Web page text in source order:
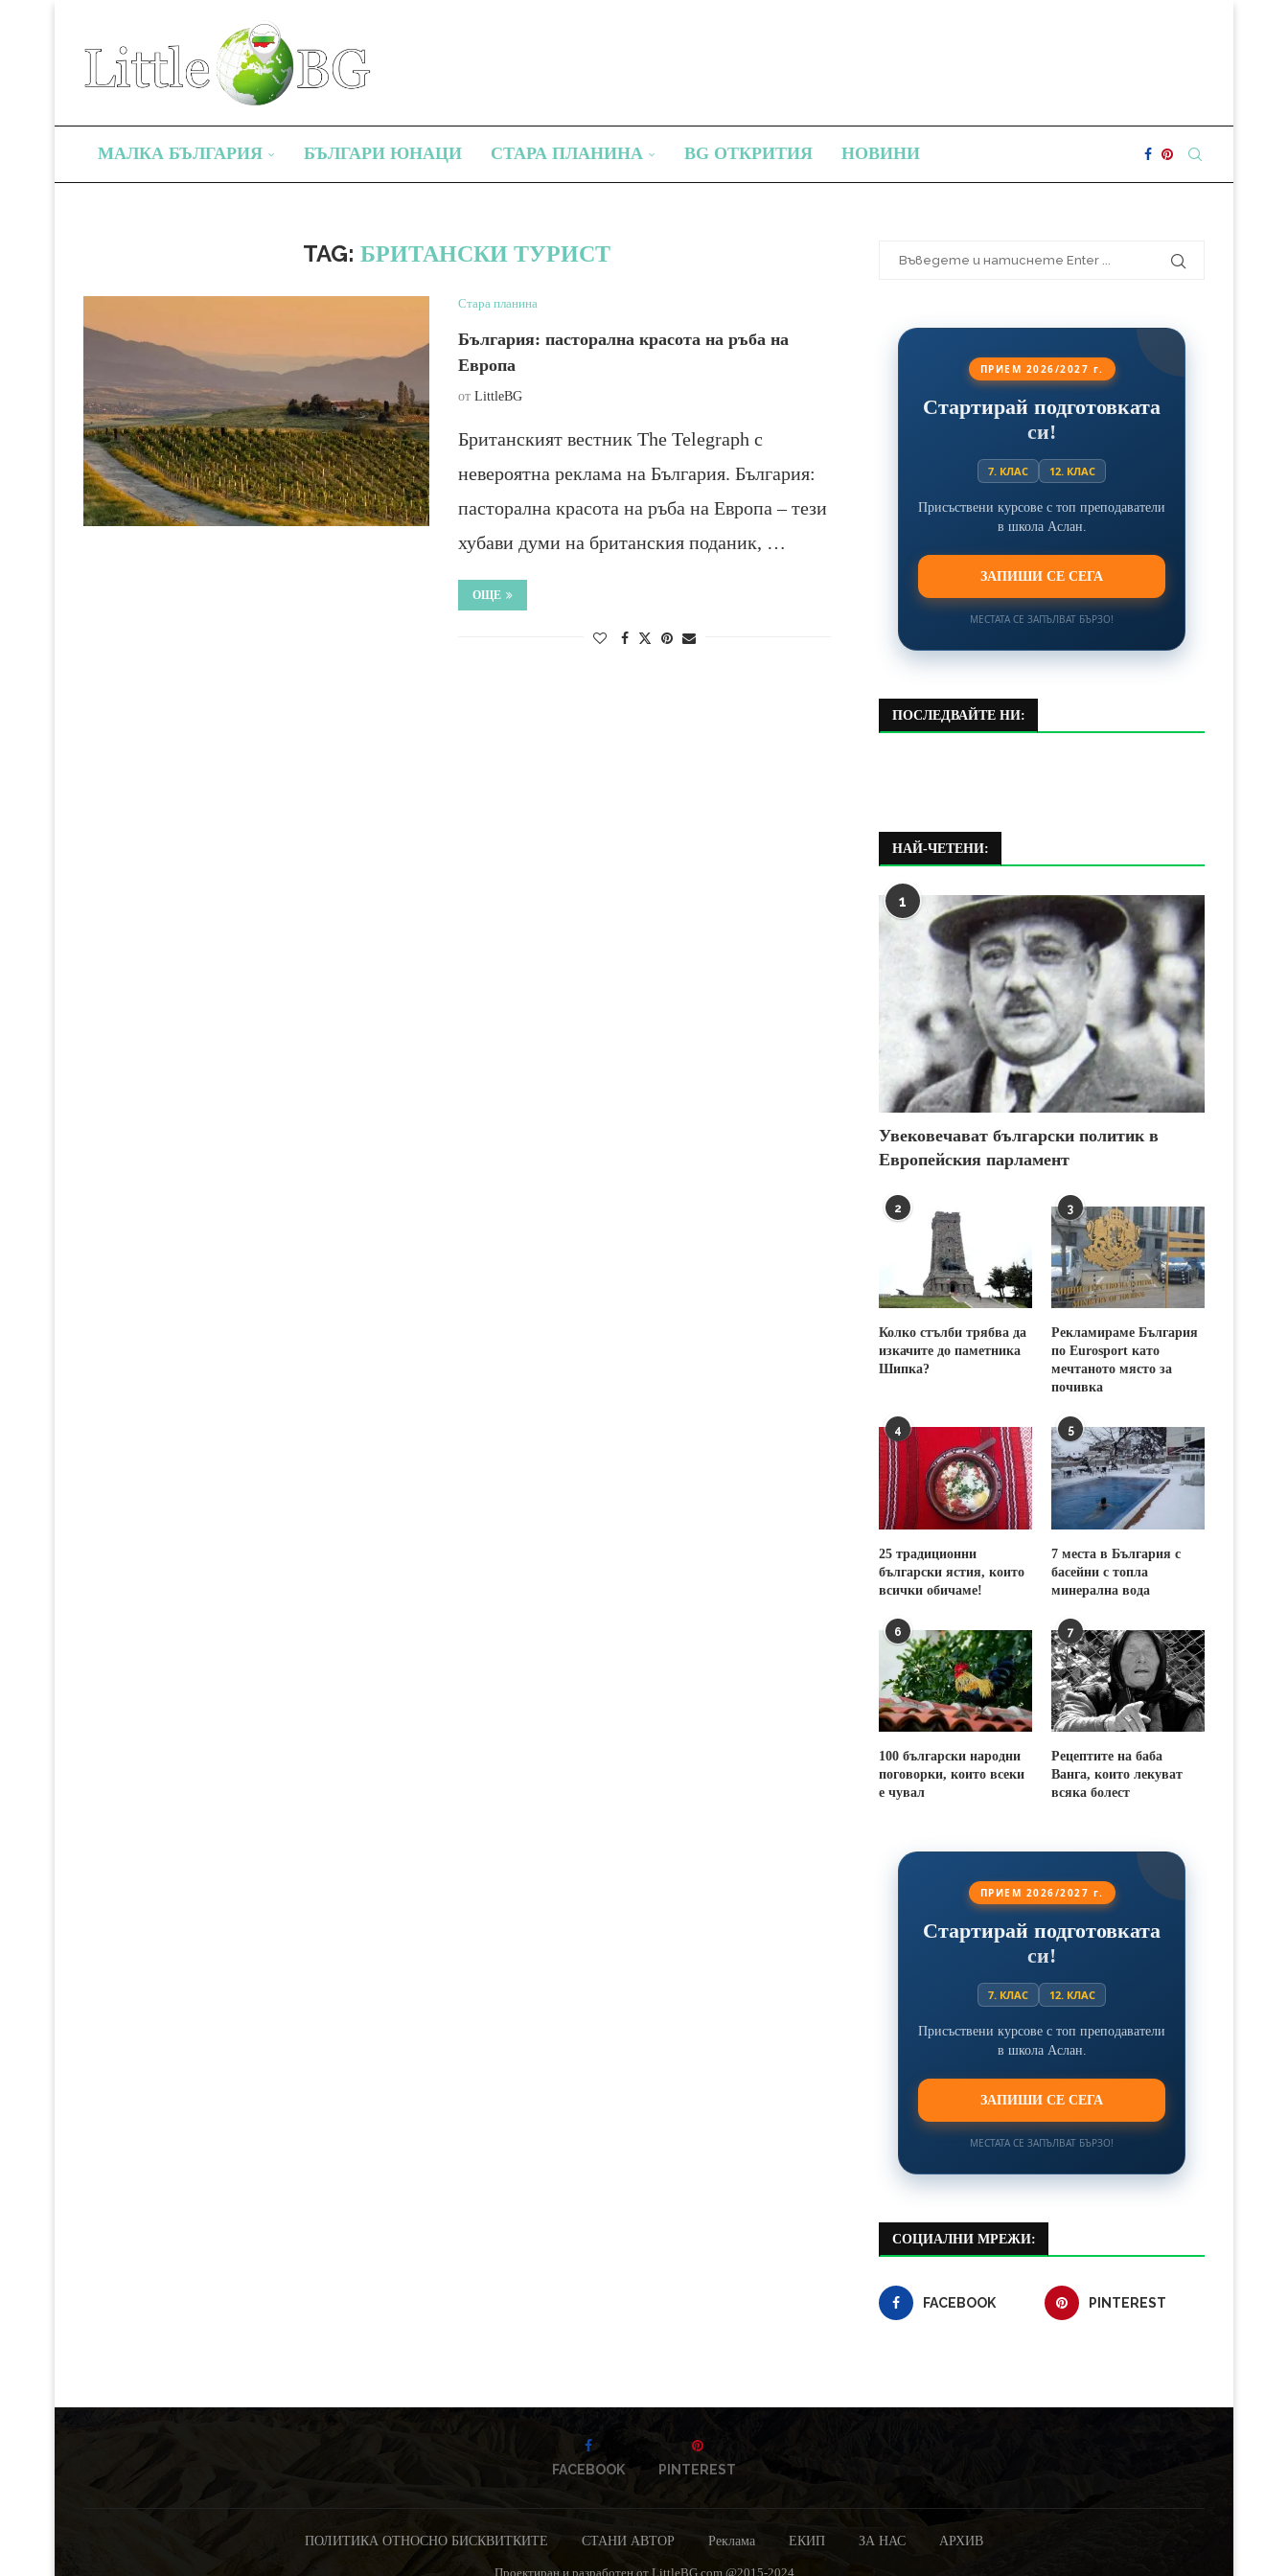
МАЛКА БЪЛГАРИЯ БЪЛГАРИ ЮНАЦИ СТАРА ПЛАНИНА BG ОТКРИТИЯ НОВИНИ
TAG:БРИТАНСКИ ТУРИСТ
Стара планина
България: пасторална красота на ръба на
Европа
от LittleBG
Британският вестник The Telegraph с
невероятна реклама на България. България:
пасторална красота на ръба на Европа – тези
хубави думи на британския поданик, …
ОЩЕ
ПРИЕМ 2026/2027 г.
Стартирай подготовката
си!
7. КЛАС 12. КЛАС
Присъствени курсове с топ преподаватели
в школа Аслан.
ЗАПИШИ СЕ СЕГА
МЕСТАТА СЕ ЗАПЪЛВАТ БЪРЗО!
ПОСЛЕДВАЙТЕ НИ:
НАЙ-ЧЕТЕНИ:
1
Увековечават български политик в
Европейския парламент
2
Колко стълби трябва да
изкачите до паметника
Шипка?
3
Рекламираме България
по Eurosport като
мечтаното място за
почивка
4
25 традиционни
български ястия, които
всички обичаме!
5
7 места в България с
басейни с топла
минерална вода
6
100 български народни
поговорки, които всеки
е чувал
7
Рецептите на баба
Ванга, които лекуват
всяка болест
ПРИЕМ 2026/2027 г.
Стартирай подготовката
си!
7. КЛАС 12. КЛАС
Присъствени курсове с топ преподаватели
в школа Аслан.
ЗАПИШИ СЕ СЕГА
МЕСТАТА СЕ ЗАПЪЛВАТ БЪРЗО!
СОЦИАЛНИ МРЕЖИ:
FACEBOOK PINTEREST
FACEBOOK PINTEREST
ПОЛИТИКА ОТНОСНО БИСКВИТКИТЕ СТАНИ АВТОР Реклама ЕКИП ЗА НАС АРХИВ
Проектиран и разработен от LittleBG.com @2015-2024